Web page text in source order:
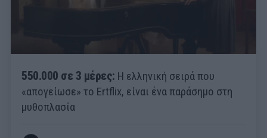
550.000 σε 3 μέρες: Η ελληνική σειρά που
«απογείωσε» το Ertflix, είναι ένα παράσημο στη
μυθοπλασία